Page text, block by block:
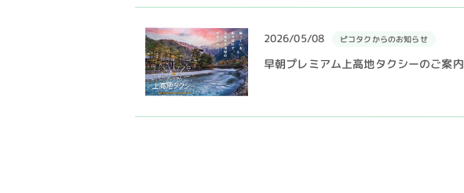
2026/05/08 ピコタクからのお知らせ
早朝プレミアム上高地タクシーのご案内